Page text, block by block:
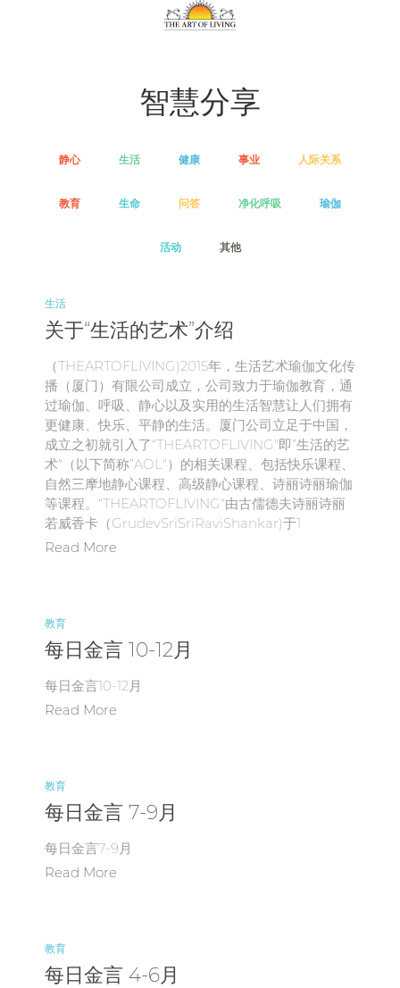
智慧分享
静心 生活 健康 事业 人际关系
教育 生命 问答 净化呼吸 瑜伽
活动 其他
生活
关于“生活的艺术”介绍
（THEARTOFLIVING)2015年，生活艺术瑜伽文化传
播（厦门）有限公司成立，公司致力于瑜伽教育，通
过瑜伽、呼吸、静心以及实用的生活智慧让人们拥有
更健康、快乐、平静的生活。厦门公司立足于中国，
成立之初就引入了“THEARTOFLIVING"即”生活的艺
术“（以下简称”AOL"）的相关课程、包括快乐课程、
自然三摩地静心课程、高级静心课程、诗丽诗丽瑜伽
等课程。“THEARTOFLIVING"由古儒德夫诗丽诗丽
若威香卡（GrudevSriSriRaviShankar)于1
Read More
教育
每日金言 10-12月
每日金言10-12月
Read More
教育
每日金言 7-9月
每日金言7-9月
Read More
教育
每日金言 4-6月